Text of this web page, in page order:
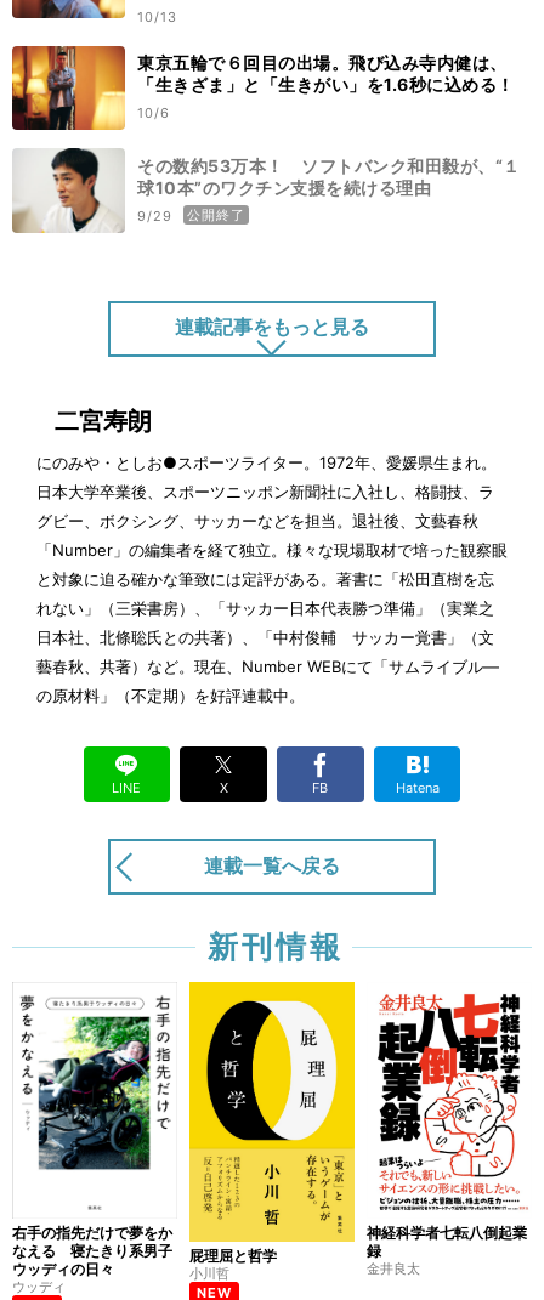
10/13
東京五輪で６回目の出場。飛び込み寺内健は、
「生きざま」と「生きがい」を1.6秒に込める！
10/6
その数約53万本！ ソフトバンク和田毅が、“１
球10本”のワクチン支援を続ける理由
9/29 公開終了
連載記事をもっと見る
トバンク和田毅の高い適応力の秘密とは？
9/22
ソフトバンク和田毅の「大したことない精神」
が、成功への客観性を生む。
9/15 公開終了
自分と人を信じ抜く力があるから、ソフトバンク
和田毅は試練に強い！
9/8
大谷翔平の160kmを打った誇りと、“もう一人の
自分”が、クリケット木村昇吾に「楽してない
公開終了
木村昇吾が「勘違いＦＡ」と揶揄されても、カー
公開終了
吾。“なりたい自分”を目指すためのポジティブ思
考の原点とは!?
元プロ野球選手・木村昇吾の37歳からの挑戦。最
高年俸30億ともいわれるクリケットで世界を目指
す！
7/7
「お前が日本で一番」と言ってくれたストイコビ
ッチのために。長崎FW玉田圭司は期待には必ず
応える男である。
公開終了
「（ケガを）早く治して、代表のファミリーに戻
ってきてくれ」。長崎FW玉田圭司、ブラジル戦
ゴールの一因となったジーコの言葉。
二宮寿朗
にのみや・としお●スポーツライター。1972年、愛媛県生まれ。
日本大学卒業後、スポーツニッポン新聞社に入社し、格闘技、ラ
グビー、ボクシング、サッカーなどを担当。退社後、文藝春秋
「Number」の編集者を経て独立。様々な現場取材で培った観察眼
と対象に迫る確かな筆致には定評がある。著書に「松田直樹を忘
れない」（三栄書房）、「サッカー日本代表勝つ準備」（実業之
日本社、北條聡氏との共著）、「中村俊輔 サッカー覚書」（文
藝春秋、共著）など。現在、Number WEBにて「サムライブル―
の原材料」（不定期）を好評連載中。
LINE X FB Hatena
連載一覧へ戻る
新刊情報
右手の指先だけで夢をか
なえる 寝たきり系男子
ウッディの日々
ウッディ
屁理屈と哲学
小川哲
NEW
神経科学者七転八倒起業
録
金井良太